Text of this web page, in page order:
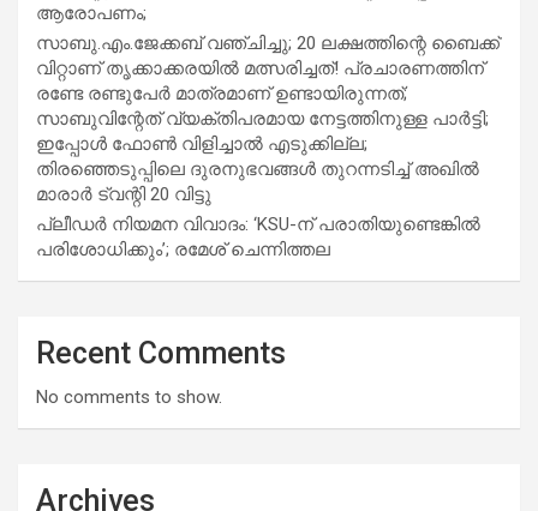
ആരോപണം;
സാബു.എം.ജേക്കബ് വഞ്ചിച്ചു; 20 ലക്ഷത്തിന്റെ ബൈക്ക്
വിറ്റാണ് തൃക്കാക്കരയില്‍ മത്സരിച്ചത്! പ്രചാരണത്തിന്
രണ്ടേ രണ്ടുപേര്‍ മാത്രമാണ് ഉണ്ടായിരുന്നത്;
സാബുവിന്റേത് വ്യക്തിപരമായ നേട്ടത്തിനുള്ള പാര്‍ട്ടി;
ഇപ്പോള്‍ ഫോണ്‍ വിളിച്ചാല്‍ എടുക്കില്ല;
തിരഞ്ഞെടുപ്പിലെ ദുരനുഭവങ്ങള്‍ തുറന്നടിച്ച് അഖില്‍
മാരാര്‍ ട്വന്റി 20 വിട്ടു
പ്ലീഡർ നിയമന വിവാദം: ‘KSU-ന് പരാതിയുണ്ടെങ്കിൽ
പരിശോധിക്കും’; രമേശ് ചെന്നിത്തല
Recent Comments
No comments to show.
Archives